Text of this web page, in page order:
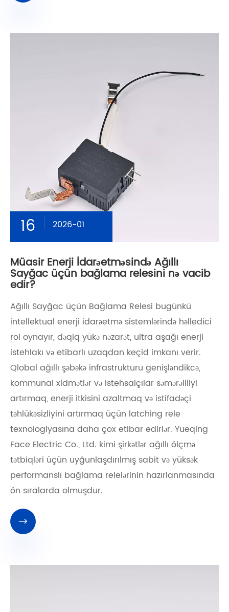
16 2026-01
Müasir Enerji İdarəetməsində Ağıllı
Sayğac üçün bağlama relesini nə vacib
edir?
​Ağıllı Sayğac üçün Bağlama Relesi bugünkü
intellektual enerji idarəetmə sistemlərində həlledici
rol oynayır, dəqiq yükə nəzarət, ultra aşağı enerji
istehlakı və etibarlı uzaqdan keçid imkanı verir.
Qlobal ağıllı şəbəkə infrastrukturu genişləndikcə,
kommunal xidmətlər və istehsalçılar səmərəliliyi
artırmaq, enerji itkisini azaltmaq və istifadəçi
təhlükəsizliyini artırmaq üçün latching rele
texnologiyasına daha çox etibar edirlər. Yueqing
Face Electric Co., Ltd. kimi şirkətlər ağıllı ölçmə
tətbiqləri üçün uyğunlaşdırılmış sabit və yüksək
performanslı bağlama relelərinin hazırlanmasında
ön sıralarda olmuşdur.
